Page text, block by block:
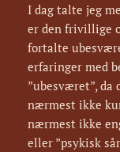
I dag talte jeg
er den frivillige
fortalte
erfaringer med
”ubesværet”,
nærmest ikke
nærmest ikke
eller ”psykisk